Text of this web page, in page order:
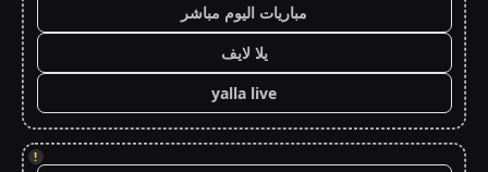
مباريات اليوم مباشر
يلا لايف
yalla live
!